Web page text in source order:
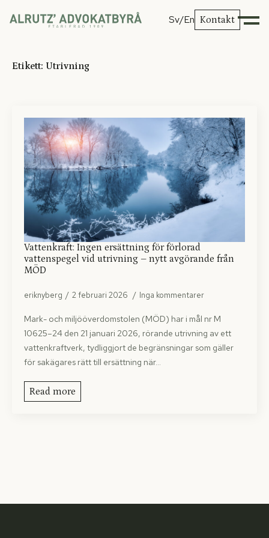
Sv/En Kontakt
Etikett: Utrivning
Vattenkraft: Ingen ersättning för förlorad
vattenspegel vid utrivning – nytt avgörande från
MÖD
eriknyberg 2 februari 2026 Inga kommentarer
Mark- och miljööverdomstolen (MÖD) har i mål nr M
10625–24 den 21 januari 2026, rörande utrivning av ett
vattenkraftverk, tydliggjort de begränsningar som gäller
för sakägares rätt till ersättning när…
Read more